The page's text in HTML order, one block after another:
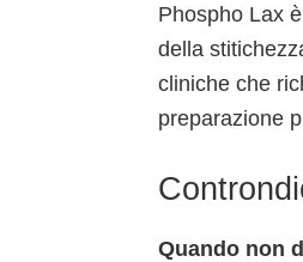
Phospho Lax
della
cliniche che
preparazione
Quando non